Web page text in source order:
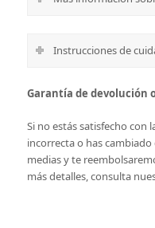
Instrucciones de
Garantía de devolución
Si no estás satisfecho con
incorrecta o has
medias y te
más detalles, consulta